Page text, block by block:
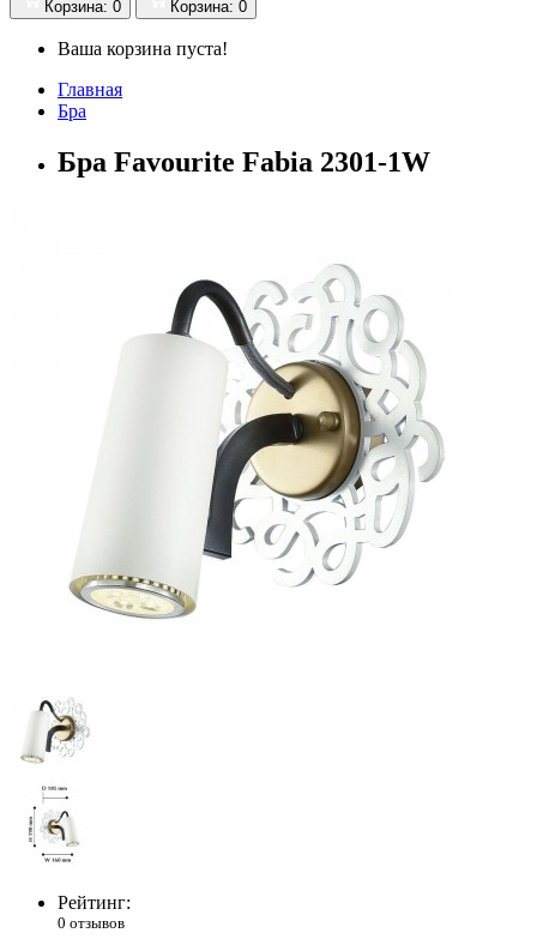
Корзина: 0 Корзина: 0
Ваша корзина пуста!
Главная
Бра
Бра Favourite Fabia 2301-1W
Рейтинг:
0 отзывов